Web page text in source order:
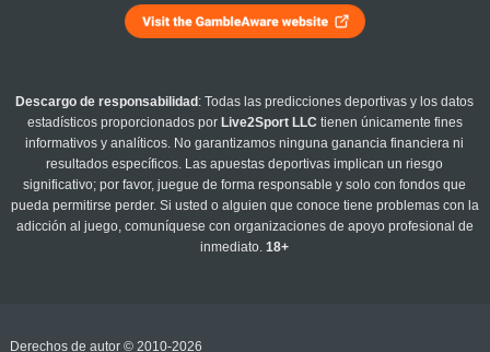
Descargo de responsabilidad : Todas las predicciones deportivas y los datos
estadísticos proporcionados por Live2Sport LLC tienen únicamente fines
informativos y analíticos. No garantizamos ninguna ganancia financiera ni
resultados específicos. Las apuestas deportivas implican un riesgo
significativo; por favor, juegue de forma responsable y solo con fondos que
pueda permitirse perder. Si usted o alguien que conoce tiene problemas con la
adicción al juego, comuníquese con organizaciones de apoyo profesional de
inmediato.18+
Derechos de autor © 2010-2026